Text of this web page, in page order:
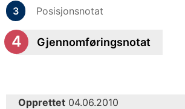
Posisjonsnotat
Gjennomføringsnotat
Opprettet 04.06.2010